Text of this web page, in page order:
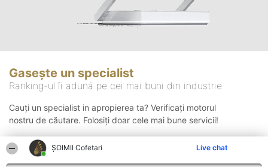
ȘOIMII Cofetari Live chat
Gasește un specialist
Ranking-ul îi adună pe cei mai buni din industrie
Cauți un specialist in apropierea ta? Verificați motorul
nostru de căutare. Folosiți doar cele mai bune servicii!